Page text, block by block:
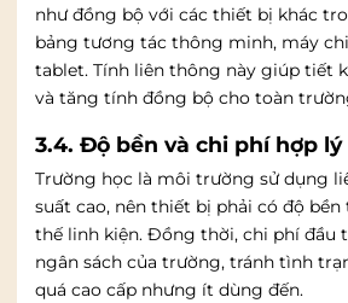
như đồng bộ với các thiết bị khác
bảng tương tác thông minh, máy
tablet. Tính liên thông này giúp tiết
và tăng tính đồng bộ cho toàn
3.4. Độ bền và chi phí hợp lý
Trường học là môi trường sử dụng
suất cao, nên thiết bị phải có độ
thế linh kiện. Đồng thời, chi phí đầu
ngân sách của trường, tránh tình
quá cao cấp nhưng ít dùng đến.